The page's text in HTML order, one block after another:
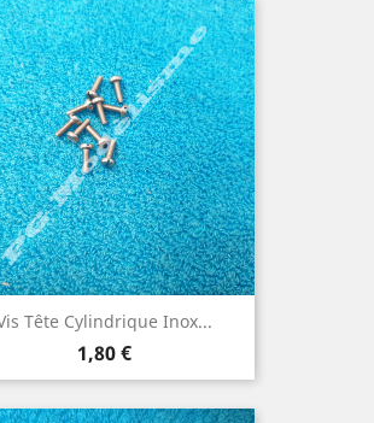
Tête Cylindrique Inox...
Prix
1,80 €